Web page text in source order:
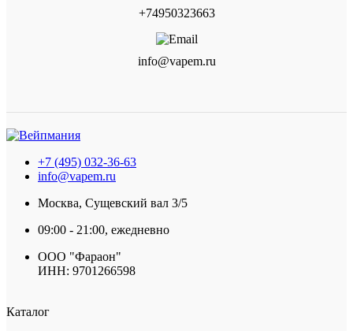
+74950323663
info@vapem.ru
+7 (495) 032-36-63
info@vapem.ru
Москва, Сущевский вал 3/5
09:00 - 21:00, ежедневно
ООО "Фараон"
ИНН: 9701266598
Каталог